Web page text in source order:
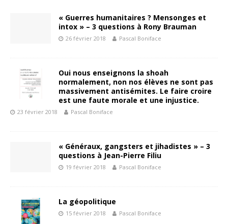
« Guerres humanitaires ? Mensonges et
intox » – 3 questions à Rony Brauman
26 février 2018 Pascal Boniface
Oui nous enseignons la shoah
normalement, non nos élèves ne sont pas
massivement antisémites. Le faire croire
est une faute morale et une injustice.
23 février 2018 Pascal Boniface
« Généraux, gangsters et jihadistes » – 3
questions à Jean-Pierre Filiu
19 février 2018 Pascal Boniface
La géopolitique
15 février 2018 Pascal Boniface